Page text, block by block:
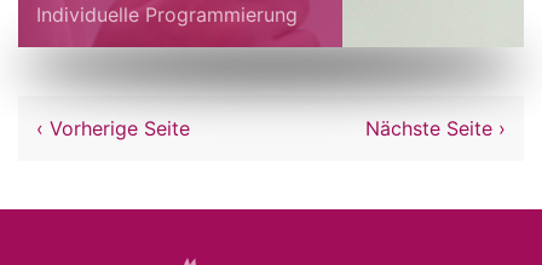
Individuelle Programmierung
‹ Vorherige Seite Nächste Seite ›